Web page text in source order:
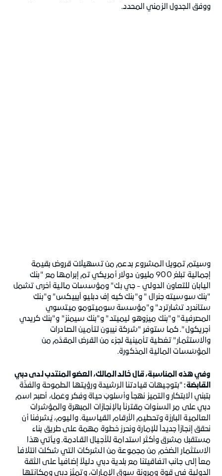
ووفق الجدول الزمني المحدد.
وسيتم تمويل المشروع بدعم من تسهيلات قروض بقيمة
إجمالية تبلغ 900 مليون دولار أمريكي تم إبرامها مع "بنك
اليابان للتعاون الدولي - جي بك" ومؤسسات مالية أخرى تشمل
"بنك سوسيته جنرال " و"بنك كيه إف دبليو آيبيكس" و"بنك
ستاندرد تشارترد" و"مؤسسة سوميتومو ميتسوي
المصرفية" و"بنك ميزوهو ليميتد" و"بنك سيمنز" و"بنك كريدي
أجريكول". كما ستوفر "شركة نيبون لتأمين الصادرات
والاستثمار" تغطية تأمينية لجزء من القرض المقدَّم من
المؤسّسات المالية المذكورة.
وفي هذه المناسبة، قال خالد المالك، العضو المنتدب لدى دبي
القابضة:"بتوجيهات قيادتنا الرشيدة ورؤيتها الطموحة والفذّة
بتبني الابتكار والتميز نهجاً وأسلوبَ حياة وفِكر وعَمل، أصبح اسم
دبي على مر السنوات مقترناً بالإنجازات المبهرة والمؤشرات
العالمية البارزة وتحطيم الأرقام القياسية. واليوم، يُشرفنا أن
نحقق إنجازاً جديداً للإمارة ونحرز خطوة مهمة على طريق بناء
مستقبل مشرق وأكثر استدامة للأجيال القادمة. ويأتي هذا
الاستثمار الضخم من مجموعة من الشركات التي شكلت ائتلافاً
معاً إلى جانب اتفاقيتنا مع بلدية دبي دليلاً إضافياً على الثقة
الدولية في قوة ومرونة سوق الإمارات، وتميُّز دبي ومكانتها